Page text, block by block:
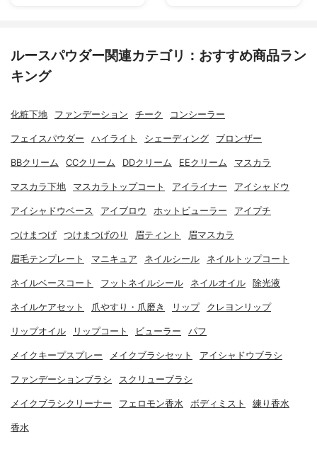
ルースパウダー関連カテゴリ：おすすめ商品ラン
キング
化粧下地 ファンデーション チーク コンシーラー
フェイスパウダー ハイライト シェーディング ブロンザー
BBクリーム CCクリーム DDクリーム EEクリーム マスカラ
マスカラ下地 マスカラトップコート アイライナー アイシャドウ
アイシャドウベース アイブロウ ホットビューラー アイプチ
つけまつげ つけまつげのり 眉ティント 眉マスカラ
眉毛テンプレート マニキュア ネイルシール ネイルトップコート
ネイルベースコート フットネイルシール ネイルオイル 除光液
ネイルケアセット 爪やすり・爪磨き リップ クレヨンリップ
リップオイル リップコート ビューラー パフ
メイクキープスプレー メイクブラシセット アイシャドウブラシ
ファンデーションブラシ スクリューブラシ
メイクブラシクリーナー フェロモン香水 ボディミスト 練り香水
香水